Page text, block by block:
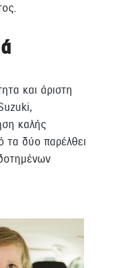
και άριστη
καλής
τα δύο παρέλθει